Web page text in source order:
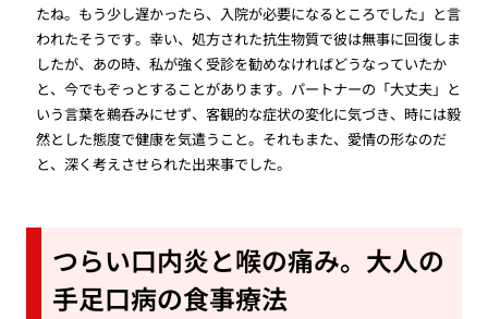
たね。もう少し遅かったら、入院が必要になるところでした」と言
われたそうです。幸い、処方された抗生物質で彼は無事に回復しま
したが、あの時、私が強く受診を勧めなければどうなっていたか
と、今でもぞっとすることがあります。パートナーの「大丈夫」と
いう言葉を鵜呑みにせず、客観的な症状の変化に気づき、時には毅
然とした態度で健康を気遣うこと。それもまた、愛情の形なのだ
と、深く考えさせられた出来事でした。
つらい口内炎と喉の痛み。大人の
手足口病の食事療法